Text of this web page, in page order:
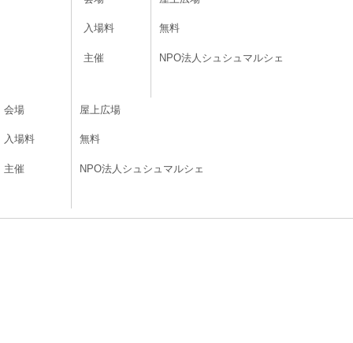
入場料 無料
主催 NPO法人シュシュマルシェ
会場 屋上広場
入場料 無料
主催 NPO法人シュシュマルシェ